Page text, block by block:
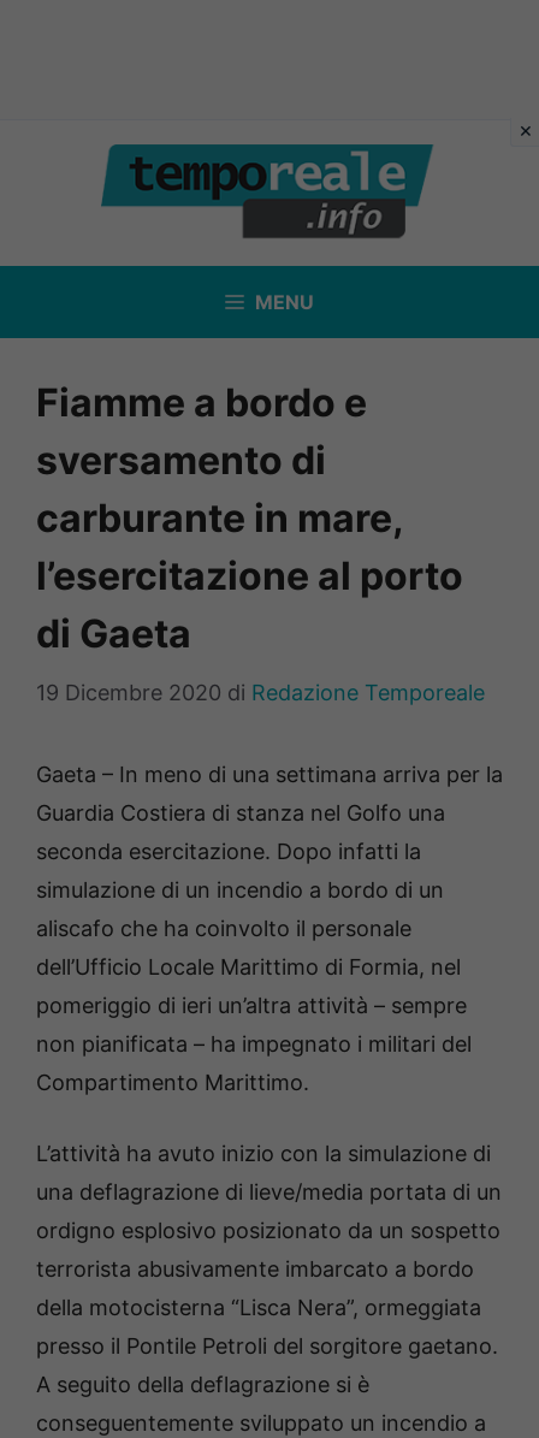
contenuto
MENU
Fiamme a bordo e
sversamento di
carburante in mare,
l’esercitazione al porto
di Gaeta
19 Dicembre 2020 di Redazione Temporeale
Gaeta – In meno di una settimana arriva per la
Guardia Costiera di stanza nel Golfo una
seconda esercitazione. Dopo infatti la
simulazione di un incendio a bordo di un
aliscafo che ha coinvolto il personale
dell’Ufficio Locale Marittimo di Formia, nel
pomeriggio di ieri un’altra attività – sempre
non pianificata – ha impegnato i militari del
Compartimento Marittimo.
L’attività ha avuto inizio con la simulazione di
una deflagrazione di lieve/media portata di un
ordigno esplosivo posizionato da un sospetto
terrorista abusivamente imbarcato a bordo
della motocisterna “Lisca Nera”, ormeggiata
presso il Pontile Petroli del sorgitore gaetano.
A seguito della deflagrazione si è
conseguentemente sviluppato un incendio a